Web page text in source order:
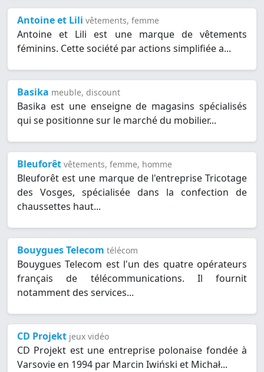
Antoine et Lili vêtements, femme
Antoine et Lili est une marque de vêtements
féminins. Cette société par actions simplifiée a...
Basika meuble, discount
Basika est une enseigne de magasins spécialisés
qui se positionne sur le marché du mobilier...
Bleuforêt vêtements, femme, homme
Bleuforêt est une marque de l'entreprise Tricotage
des Vosges, spécialisée dans la confection de
chaussettes haut...
Bouygues Telecom télécom
Bouygues Telecom est l'un des quatre opérateurs
français de télécommunications. Il fournit
notamment des services...
CD Projekt jeux vidéo
CD Projekt est une entreprise polonaise fondée à
Varsovie en 1994 par Marcin Iwiński et Michał...